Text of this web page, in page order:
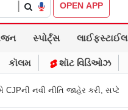
OPEN APP
સ્પોર્ટ્સ લાઈફસ્ટાઈલ
કૉલમ શૉટ વિડિઓઝ
દેશભારમાં થશે શરૂ તુકારામ